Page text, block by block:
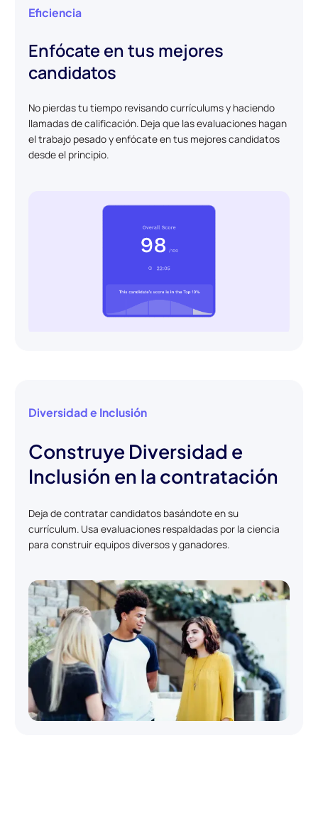
Eficiencia
Enfócate en tus mejores
candidatos
No pierdas tu tiempo revisando currículums y haciendo
llamadas de calificación. Deja que las evaluaciones hagan
el trabajo pesado y enfócate en tus mejores candidatos
desde el principio.
Diversidad e Inclusión
Construye Diversidad e
Inclusión en la contratación
Deja de contratar candidatos basándote en su
currículum. Usa evaluaciones respaldadas por la ciencia
para construir equipos diversos y ganadores.